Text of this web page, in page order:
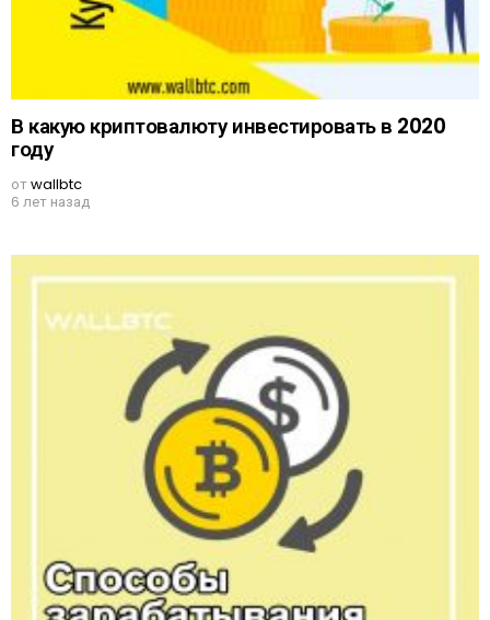
В какую криптовалюту инвестировать в 2020
году
отwallbtc
6 лет назад